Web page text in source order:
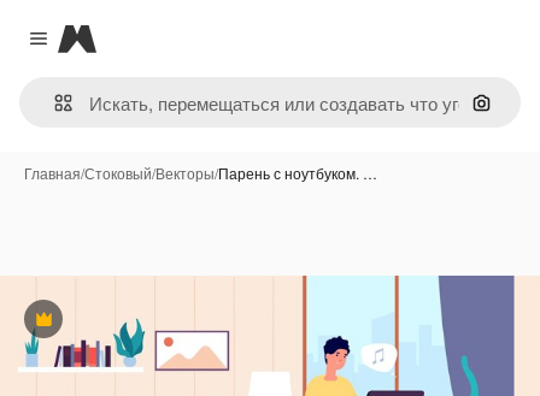
Close menu
Magnific
Поиск
Главная/Стоковый/Векторы/Парень с ноутбуком. …
Премиум